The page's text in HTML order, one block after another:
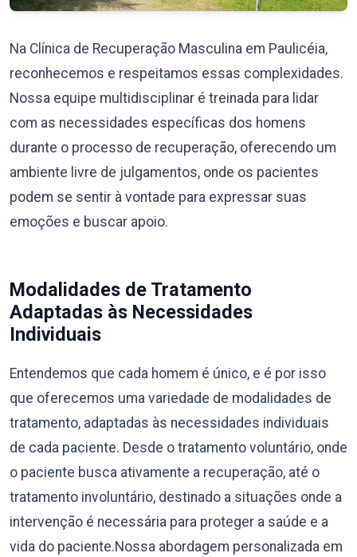
Na Clínica de Recuperação Masculina em Paulicéia,
reconhecemos e respeitamos essas complexidades.
Nossa equipe multidisciplinar é treinada para lidar
com as necessidades específicas dos homens
durante o processo de recuperação, oferecendo um
ambiente livre de julgamentos, onde os pacientes
podem se sentir à vontade para expressar suas
emoções e buscar apoio.
Modalidades de Tratamento
Adaptadas às Necessidades
Individuais
Entendemos que cada homem é único, e é por isso
que oferecemos uma variedade de modalidades de
tratamento, adaptadas às necessidades individuais
de cada paciente. Desde o tratamento voluntário, onde
o paciente busca ativamente a recuperação, até o
tratamento involuntário, destinado a situações onde a
intervenção é necessária para proteger a saúde e a
vida do paciente.Nossa abordagem personalizada em